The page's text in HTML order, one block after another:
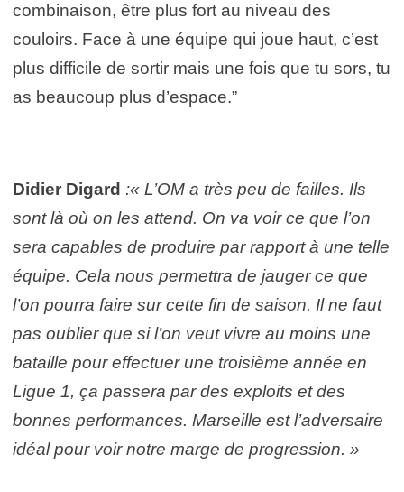
combinaison, être plus fort au niveau des
couloirs. Face à une équipe qui joue haut, c’est
plus difficile de sortir mais une fois que tu sors, tu
as beaucoup plus d’espace.”
Didier Digard :« L’OM a très peu de failles. Ils
sont là où on les attend. On va voir ce que l’on
sera capables de produire par rapport à une telle
équipe. Cela nous permettra de jauger ce que
l’on pourra faire sur cette fin de saison. Il ne faut
pas oublier que si l’on veut vivre au moins une
bataille pour effectuer une troisième année en
Ligue 1, ça passera par des exploits et des
bonnes performances. Marseille est l’adversaire
idéal pour voir notre marge de progression. »